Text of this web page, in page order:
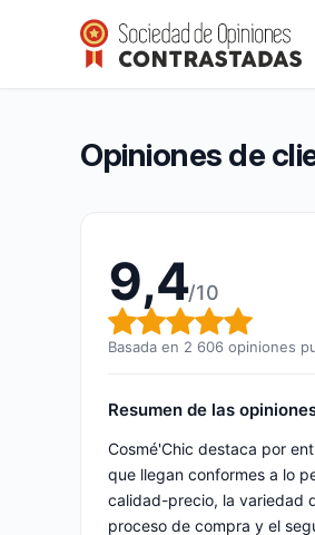
Cosmé’Chic
Calificación global: 9,4 de 10
9,4/10(2 606
Opiniones de
9,4/10
Calificación
Basada en 2 606 opiniones
Resumen de las
Cosmé'Chic destaca por
que llegan conformes a lo
calidad-precio, la variedad
proceso de compra y el